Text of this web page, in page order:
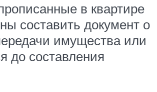
в квартире
составить документ о
имущества или
до составления